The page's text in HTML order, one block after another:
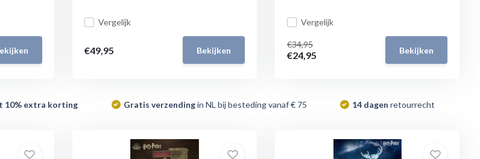
Vergelijk
€49,95 Bekijken
Vergelijk
€34,95
€24,95 Bekijken
10% extra korting Gratis verzendingin NL bij besteding vanaf € 75 14 dagen retourrecht